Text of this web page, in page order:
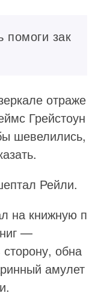
зак
отраже
Грейстоун
шевелились,
Рейли.
на книжную п
—
обна
амулет